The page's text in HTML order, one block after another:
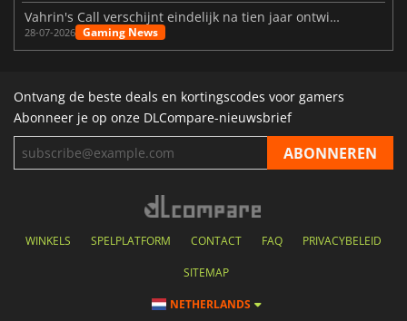
Vahrin's Call verschijnt eindelijk na tien jaar ontwikkeling
28-07-2026 Gaming News
Ontvang de beste deals en kortingscodes voor gamers
Abonneer je op onze DLCompare-nieuwsbrief
WINKELS SPELPLATFORM CONTACT FAQ PRIVACYBELEID
SITEMAP
NETHERLANDS